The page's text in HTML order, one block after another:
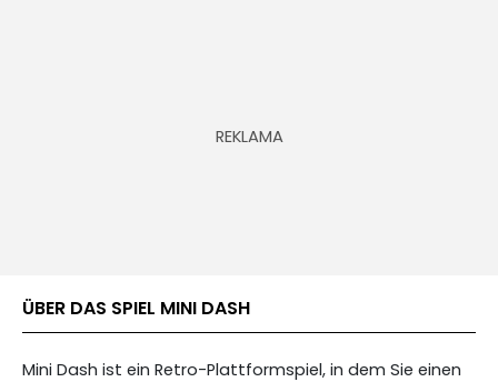
ÜBER DAS SPIEL MINI DASH
Mini Dash ist ein Retro-Plattformspiel, in dem Sie einen